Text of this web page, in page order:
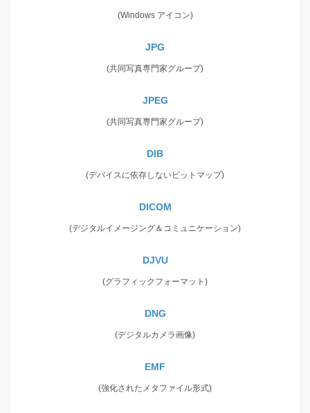
(Windows アイコン)
JPG
(共同写真専門家グループ)
JPEG
(共同写真専門家グループ)
DIB
(デバイスに依存しないビットマップ)
DICOM
(デジタルイメージング＆コミュニケーション)
DJVU
(グラフィックフォーマット)
DNG
(デジタルカメラ画像)
EMF
(強化されたメタファイル形式)